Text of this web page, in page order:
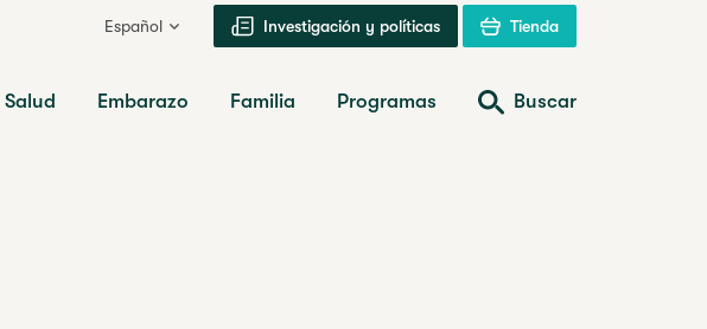
Español Investigación y políticas Tienda
Salud Embarazo Familia Programas Buscar